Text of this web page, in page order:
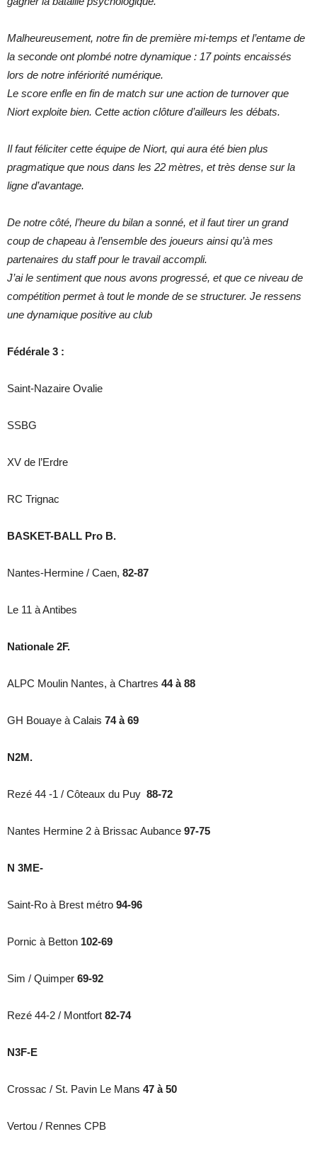
Malheureusement, notre fin de première mi-temps et l’entame de
la seconde ont plombé notre dynamique : 17 points encaissés
lors de notre infériorité numérique.
Le score enfle en fin de match sur une action de turnover que
Niort exploite bien. Cette action clôture d’ailleurs les débats.
Il faut féliciter cette équipe de Niort, qui aura été bien plus
pragmatique que nous dans les 22 mètres, et très dense sur la
ligne d’avantage.
De notre côté, l’heure du bilan a sonné, et il faut tirer un grand
coup de chapeau à l’ensemble des joueurs ainsi qu’à mes
partenaires du staff pour le travail accompli.
J’ai le sentiment que nous avons progressé, et que ce niveau de
compétition permet à tout le monde de se structurer. Je ressens
une dynamique positive au club
Fédérale 3 :
Saint-Nazaire Ovalie
SSBG
XV de l’Erdre
RC Trignac
BASKET-BALL Pro B.
Nantes-Hermine / Caen, 82-87
Le 11 à Antibes
Nationale 2F.
ALPC Moulin Nantes, à Chartres 44 à 88
GH Bouaye à Calais 74 à 69
N2M.
Rezé 44 -1 / Côteaux du Puy 88-72
Nantes Hermine 2 à Brissac Aubance 97-75
N 3ME-
Saint-Ro à Brest métro 94-96
Pornic à Betton 102-69
Sim / Quimper 69-92
Rezé 44-2 / Montfort 82-74
N3F-E
Crossac / St. Pavin Le Mans 47 à 50
Vertou / Rennes CPB